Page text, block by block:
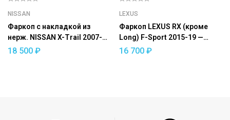
NISSAN
Фаркоп с накладкой из
нерж. NISSAN X-Trail 2007-
2013 — съемный квадрат
18 500 ₽
LEXUS
Фаркоп LEXUS RX (кроме
Long) F-Sport 2015-19 —
съемный квадрат
16 700 ₽